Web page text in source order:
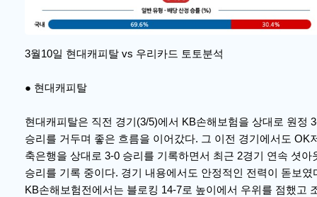
3월10일 현대캐피탈 vs 우리카드 토토분석
● 현대캐피탈
현대캐피탈은 직전 경기(3/5)에서 KB손해보험을 상대로 원정
승리를 거두며 좋은 흐름을 이어갔다. 그 이전 경기에서도 OK
축은행을 상대로 3-0 승리를 기록하면서 최근 2경기 연속 셧아
승리를 기록 중이다. 경기 내용에서도 안정적인 전력이 돋보였
KB손해보험전에서는 블로킹 14-7로 높이에서 우위를 점했고